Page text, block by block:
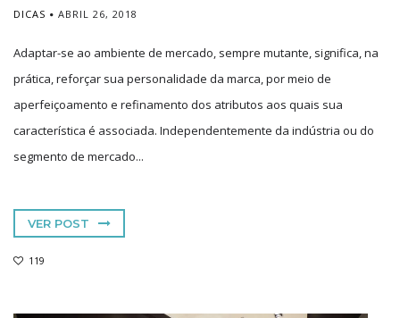
DICAS ABRIL 26, 2018
Adaptar-se ao ambiente de mercado, sempre mutante, significa, na
prática, reforçar sua personalidade da marca, por meio de
aperfeiçoamento e refinamento dos atributos aos quais sua
característica é associada. Independentemente da indústria ou do
segmento de mercado...
VER POST
119